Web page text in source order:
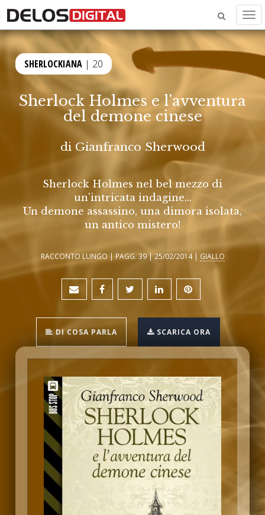
SHERLOCKIANA | 20
Sherlock Holmes e l'avventura
del demone cinese
di Gianfranco Sherwood
Sherlock Holmes nel bel mezzo di
un'intricata indagine...
Un demone assassino, una dimora isolata,
un antico mistero!
RACCONTO LUNGO | PAGG. 39 | 25/02/2014 | GIALLO
DI COSA PARLA SCARICA ORA